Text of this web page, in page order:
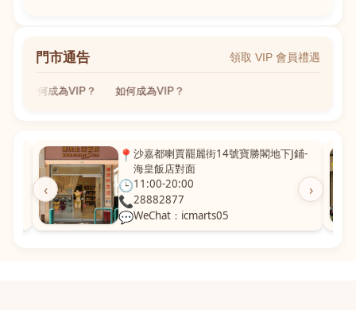
門市通告 領取 VIP 會員禮遇
如何成為VIP？ 如何成為VIP？
‹ ›
📍 沙嘉都喇賈罷麗街14號寶勝閣地下J鋪-
海皇飯店對面
🕒11:00-20:00
📞28882877
💬WeChat：icmarts05